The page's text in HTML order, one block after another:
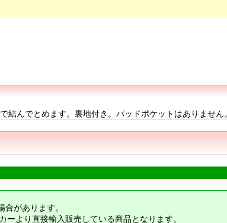
結んでとめます。裏地付き。パッドポケットはありませ
があります。
ーより直接輸入販売している商品となります。